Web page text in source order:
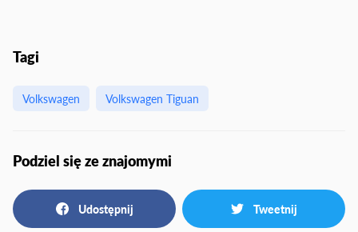
Tagi
Volkswagen Volkswagen Tiguan
Podziel się ze znajomymi
Udostępnij Tweetnij